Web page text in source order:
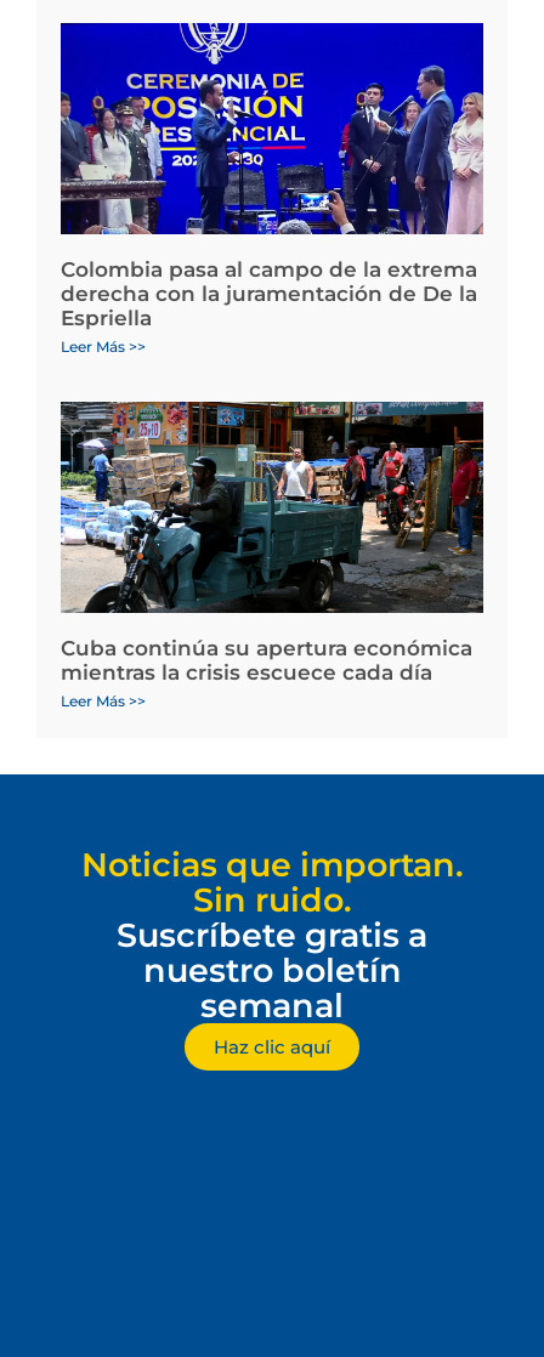
Colombia pasa al campo de la extrema
derecha con la juramentación de De la
Espriella
Leer Más >>
Cuba continúa su apertura económica
mientras la crisis escuece cada día
Leer Más >>
Noticias que importan.
Sin ruido.
Suscríbete gratis a
nuestro boletín
semanal
Haz clic aquí